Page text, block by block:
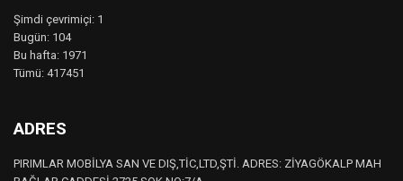
Şimdi çevrimiçi: 1
Bugün: 104
Bu hafta: 1971
Tümü: 417451
ADRES
PIRIMLAR MOBİLYA SAN VE DIŞ,TİC,LTD,ŞTİ. ADRES: ZİYAGÖKALP MAH